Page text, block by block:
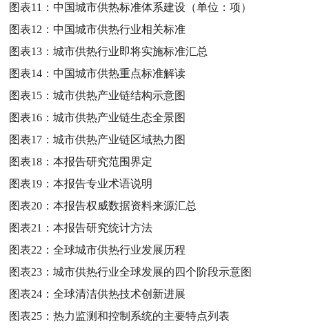
图表11：中国城市供热标准体系建设（单位：项）
图表12：中国城市供热行业相关标准
图表13：城市供热行业即将实施标准汇总
图表14：中国城市供热重点标准解读
图表15：城市供热产业链结构示意图
图表16：城市供热产业链生态全景图
图表17：城市供热产业链区域热力图
图表18：本报告研究范围界定
图表19：本报告专业术语说明
图表20：本报告权威数据资料来源汇总
图表21：本报告研究统计方法
图表22：全球城市供热行业发展历程
图表23：城市供热行业全球发展的四个阶段示意图
图表24：全球清洁供热技术创新进展
图表25：热力监测和控制系统的主要特点列表